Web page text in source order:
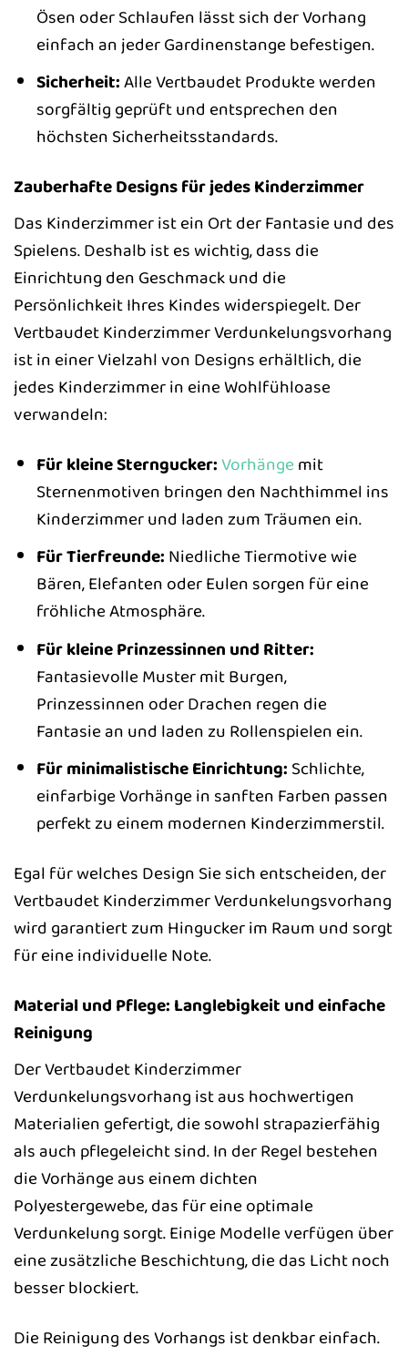
Ösen oder Schlaufen lässt sich der Vorhang
einfach an jeder Gardinenstange befestigen.
Sicherheit:Alle Vertbaudet Produkte werden
sorgfältig geprüft und entsprechen den
höchsten Sicherheitsstandards.
Zauberhafte Designs für jedes Kinderzimmer
Das Kinderzimmer ist ein Ort der Fantasie und des
Spielens. Deshalb ist es wichtig, dass die
Einrichtung den Geschmack und die
Persönlichkeit Ihres Kindes widerspiegelt. Der
Vertbaudet Kinderzimmer Verdunkelungsvorhang
ist in einer Vielzahl von Designs erhältlich, die
jedes Kinderzimmer in eine Wohlfühloase
verwandeln:
Für kleine Sterngucker:Vorhänge mit
Sternenmotiven bringen den Nachthimmel ins
Kinderzimmer und laden zum Träumen ein.
Für Tierfreunde: Niedliche Tiermotive wie
Bären, Elefanten oder Eulen sorgen für eine
fröhliche Atmosphäre.
Für kleine Prinzessinnen und Ritter:
Fantasievolle Muster mit Burgen,
Prinzessinnen oder Drachen regen die
Fantasie an und laden zu Rollenspielen ein.
Für minimalistische Einrichtung: Schlichte,
einfarbige Vorhänge in sanften Farben passen
perfekt zu einem modernen Kinderzimmerstil.
Egal für welches Design Sie sich entscheiden, der
Vertbaudet Kinderzimmer Verdunkelungsvorhang
wird garantiert zum Hingucker im Raum und sorgt
für eine individuelle Note.
Material und Pflege: Langlebigkeit und einfache
Reinigung
Der Vertbaudet Kinderzimmer
Verdunkelungsvorhang ist aus hochwertigen
Materialien gefertigt, die sowohl strapazierfähig
als auch pflegeleicht sind. In der Regel bestehen
die Vorhänge aus einem dichten
Polyestergewebe, das für eine optimale
Verdunkelung sorgt. Einige Modelle verfügen über
eine zusätzliche Beschichtung, die das Licht noch
besser blockiert.
Die Reinigung des Vorhangs ist denkbar einfach.